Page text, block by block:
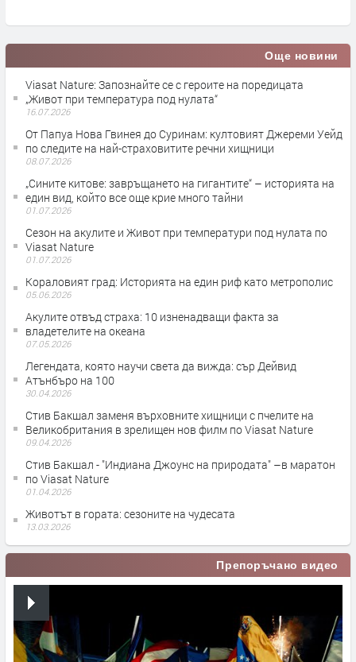
Още новини
Viasat Nature: Запознайте се с героите на поредицата
„Живот при температура под нулата“
16.07.2026
От Папуа Нова Гвинея до Суринам: култовият Джереми Уейд
по следите на най-страховитите речни хищници
08.07.2026
„Сините китове: завръщането на гигантите“ – историята на
един вид, който все още крие много тайни
01.07.2026
Сезон на акулите и Живот при температури под нулата по
Viasat Nature
01.07.2026
Кораловият град: Историята на един риф като метрополис
05.06.2026
Акулите отвъд страха: 10 изненадващи факта за
владетелите на океана
07.05.2026
Легендата, която научи света да вижда: сър Дейвид
Атънбъро на 100
30.04.2026
Стив Бакшал заменя върховните хищници с пчелите на
Великобритания в зрелищен нов филм по Viasat Nature
09.04.2026
Стив Бакшал - "Индиана Джоунс на природата" –в маратон
по Viasat Nature
01.04.2026
Животът в гората: сезоните на чудесата
13.03.2026
Препоръчано видео